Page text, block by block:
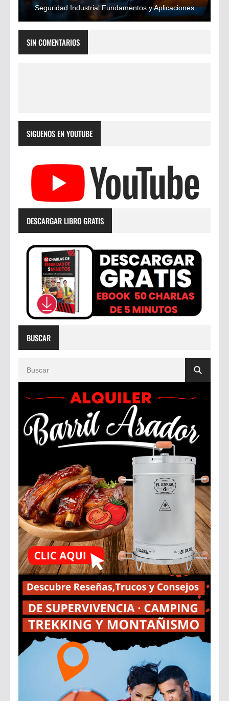
Seguridad Industrial Fundamentos y Aplicaciones
SIN COMENTARIOS
SIGUENOS EN YOUTUBE
DESCARGAR LIBRO GRATIS
BUSCAR